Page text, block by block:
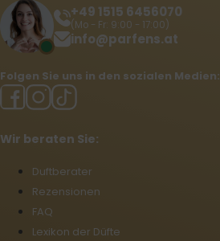
+49 1515 6456070
(Mo - Fr: 9:00 - 17:00)
info@parfens.at
Folgen Sie uns in den sozialen Medien:
Wir beraten Sie:
Duftberater
Rezensionen
FAQ
Lexikon der Düfte